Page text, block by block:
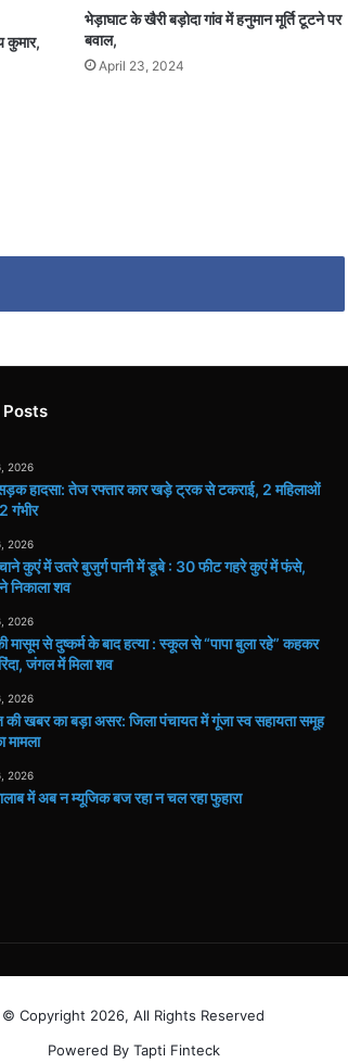
कुमार,
भेड़ाघाट के खैरी बड़ोदा गांव में हनुमान मूर्ति टूटने पर
बवाल,
April 23, 2024
Posts
2026
हादसा: तेज रफ्तार कार खड़े ट्रक से टकराई, 2 महिलाओं
गंभीर
2026
कुएं में उतरे बुजुर्ग पानी में डूबे : 30 फीट गहरे कुएं में फंसे,
ने निकाला शव
2026
मासूम से दुष्कर्म के बाद हत्या : स्कूल से “पापा बुला रहे” कहकर
जंगल में मिला शव
2026
की खबर का बड़ा असर: जिला पंचायत में गूंजा स्व सहायता समूह
मामला
2026
में अब न म्यूजिक बज रहा न चल रहा फुहारा
© Copyright 2026, All Rights Reserved
Powered By Tapti Finteck